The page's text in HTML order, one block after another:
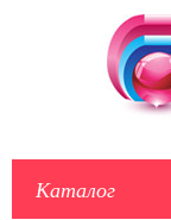
Каталог